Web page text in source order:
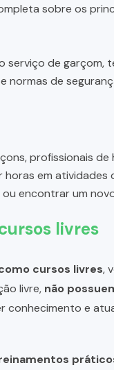
sobre os
de garçom,
normas de
profissionais
em
encontrar um
livres
cursos livres,
livre, não
conhecimento e